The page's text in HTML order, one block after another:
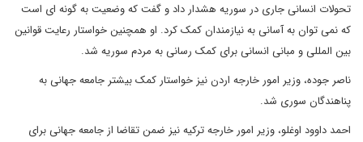
تحولات انسانی جاری در سوریه هشدار داد و گفت که وضعیت به گونه ای است
که نمی توان به آسانی به نیازمندان کمک کرد. او همچنین خواستار رعایت قوانین
بین المللی و مبانی انسانی برای کمک رسانی به مردم سوریه شد.
ناصر جوده، وزیر امور خارجه اردن نیز خواستار کمک بیشتر جامعه جهانی به
پناهندگان سوری شد.
احمد داوود اوغلو، وزیر امور خارجه ترکیه نیز ضمن تقاضا از جامعه جهانی برای